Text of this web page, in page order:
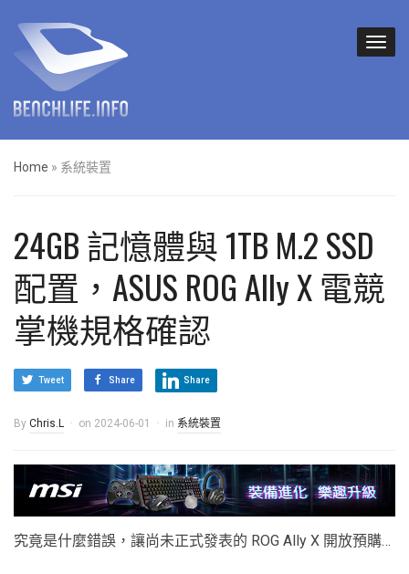
Home » 系統裝置
24GB 記憶體與 1TB M.2 SSD
配置，ASUS ROG Ally X 電競
掌機規格確認
Tweet Share Share
By Chris.L on 2024-06-01 in 系統裝置
究竟是什麼錯誤，讓尚未正式發表的 ROG Ally X 開放預購…